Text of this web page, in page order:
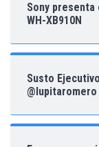
Sony
WH-XB910N
Susto
@lupitaromero